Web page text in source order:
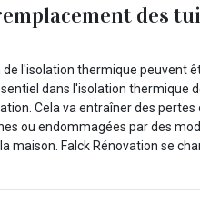
des
l'isolation thermique peuvent
dans l'isolation thermique
Cela va entraîner des
ou endommagées par des
maison. Falck Rénovation se